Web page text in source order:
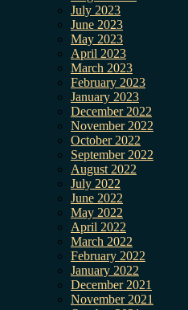
July 2023
June 2023
May 2023
April 2023
March 2023
February 2023
January 2023
December 2022
November 2022
October 2022
September 2022
August 2022
July 2022
June 2022
May 2022
April 2022
March 2022
February 2022
January 2022
December 2021
November 2021